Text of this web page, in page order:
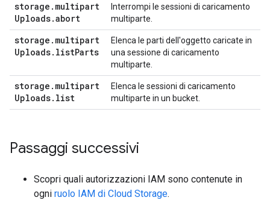
storage . multipart
Uploads.abort
Interrompi le sessioni di caricamento
multiparte.
storage . multipart
Uploads. listParts
Elenca le parti dell'oggetto caricate in
una sessione di caricamento
multiparte.
storage . multipart
Uploads. list
Elenca le sessioni di caricamento
multiparte in un bucket.
Passaggi successivi
Scopri quali autorizzazioni IAM sono contenute in
ogni ruolo IAM di Cloud Storage.